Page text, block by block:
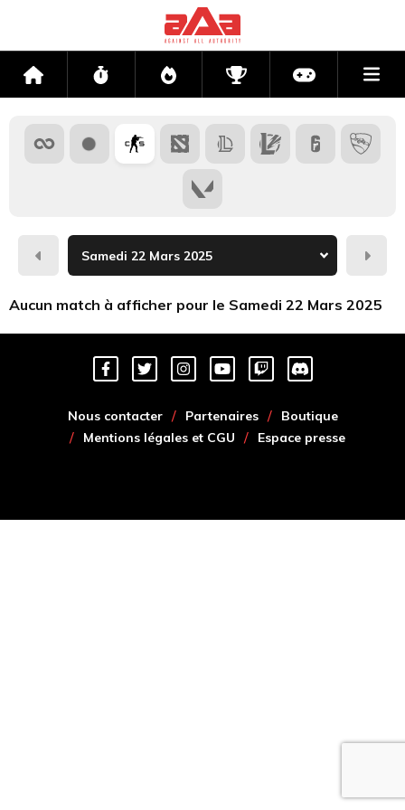
Accueil Flux Directs CompétitionsActu jeux
Hier
Aucun match à afficher pour le Samedi 22 Mars 2025
Nous contacter Partenaires
Boutique
Mentions légales et CGU
Espace presse